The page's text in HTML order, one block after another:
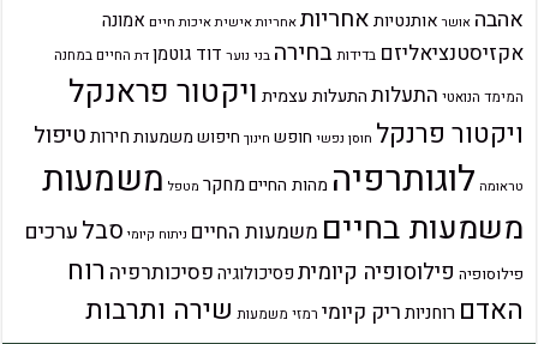
אהבה אושר אותנטיותאחריותאחריות אישיתאיכות חיים אמונה
אקזיסטנציאליזם בדידותבחירה בני נוער דוד גוטמן דת החיים במחנה
המימד הנואטי התעלותהתעלות עצמית ויקטור פראנקל
ויקטור פרנקל חוסן נפשי חופש חינוך חיפוש משמעותחירותטיפול
טראומה לוגותרפיה מהות החייםמחקר מטפל משמעות
משמעות בחיים משמעות החיים ניתוח קיומי סבלערכים
פילוסופיה פילוסופיה קיומיתפסיכולוגיהפסיכותרפיה רוח
האדם רוחניותריק קיומי רמזי משמעות שירה ותרבות